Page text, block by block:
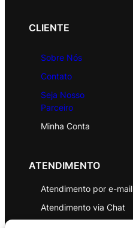
CLIENTE
Sobre Nós
Contato
Seja Nosso
Parceiro
Minha Conta
ATENDIMENTO
Atendimento por e-mail
Atendimento via Chat